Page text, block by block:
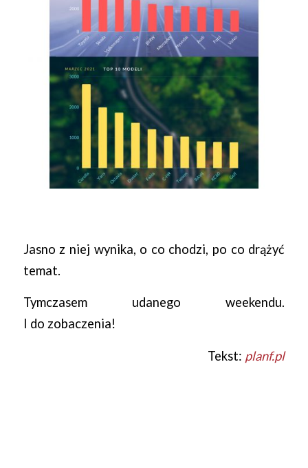
Jasno z niej wynika, o co chodzi, po co drążyć
temat.
Tymczasem udanego weekendu.
I do zobaczenia!
Tekst: planf.pl